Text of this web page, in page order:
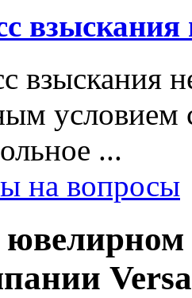
взыскания
взыскания
условием
...
на вопросы